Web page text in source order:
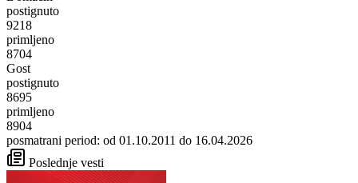
postignuto
9218
primljeno
8704
Gost
postignuto
8695
primljeno
8904
posmatrani period: od 01.10.2011 do 16.04.2026
Poslednje vesti